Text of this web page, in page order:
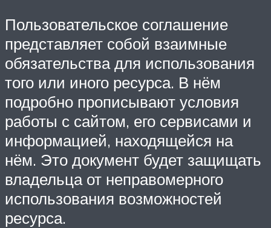
Пользовательское соглашение
представляет собой взаимные
обязательства для использования
того или иного ресурса. В нём
подробно прописывают условия
работы с сайтом, его сервисами и
информацией, находящейся на
нём. Это документ будет защищать
владельца от неправомерного
использования возможностей
ресурса.